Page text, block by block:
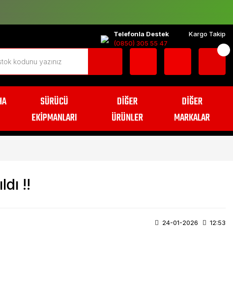
Telefonla Destek
(0850) 305 55 47
Kargo Takip
SÜRÜCÜ
EKİPMANLARI
DİĞER
ÜRÜNLER
DİĞER
MARKALAR
!!
24-01-2026 12:53